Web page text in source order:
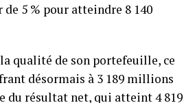
5 % pour atteindre 8 140
qualité de son portefeuille, ce
désormais à 3 189 millions
du résultat net, qui atteint 4 819